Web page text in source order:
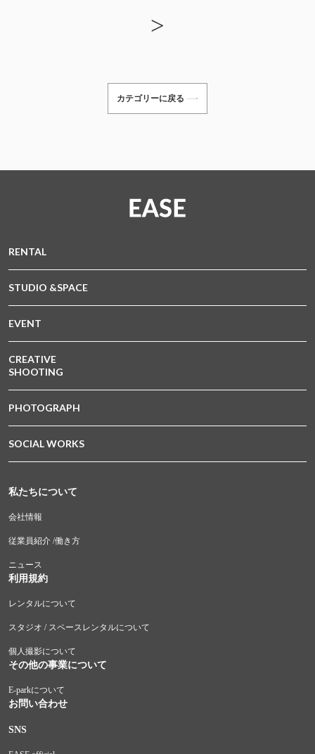
>
カテゴリーに戻る
RENTAL
STUDIO &SPACE
EVENT
CREATIVE
SHOOTING
PHOTOGRAPH
SOCIAL WORKS
私たちについて
会社情報
従業員紹介 /働き方
ニュース
利用規約
レンタルについて
スタジオ / スペースレンタルについて
個人撮影について
その他の事業について
E-parkについて
お問い合わせ
SNS